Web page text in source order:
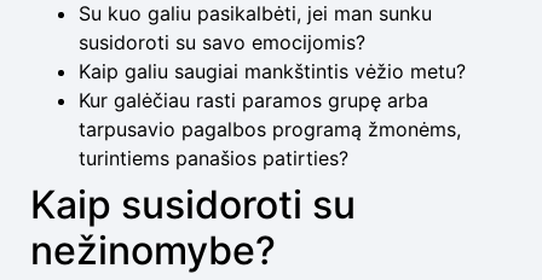
Su kuo galiu pasikalbėti, jei man sunku
susidoroti su savo emocijomis?
Kaip galiu saugiai mankštintis vėžio metu?
Kur galėčiau rasti paramos grupę arba
tarpusavio pagalbos programą žmonėms,
turintiems panašios patirties?
Kaip susidoroti su
nežinomybe?